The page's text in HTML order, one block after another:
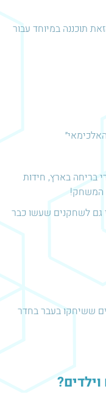
למשפחות וילדים בגילאים 8-14. הגרסה הזאת תוכננה במיוחד עבור
בריחה בארץ, חידות
המשחק!
גם לשחקנים שעשו כבר
ששיחקו בעבר בחדר